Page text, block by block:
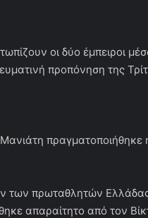
οι δύο έμπειροι
προπόνηση της
των πρωταθλητών
απαραίτητο από τον